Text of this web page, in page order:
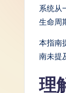
m
系统从
生命周
本指南
南未提
理